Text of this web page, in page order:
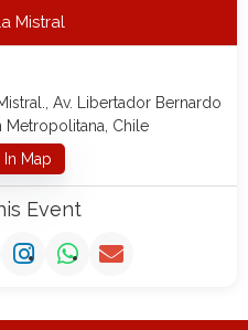
Mistral
Av. Libertador Bernardo
Metropolitana, Chile
In Map
Event